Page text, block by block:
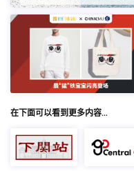
在下面可以看到更多内容…